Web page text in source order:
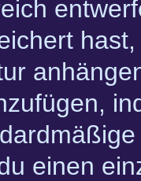
einen